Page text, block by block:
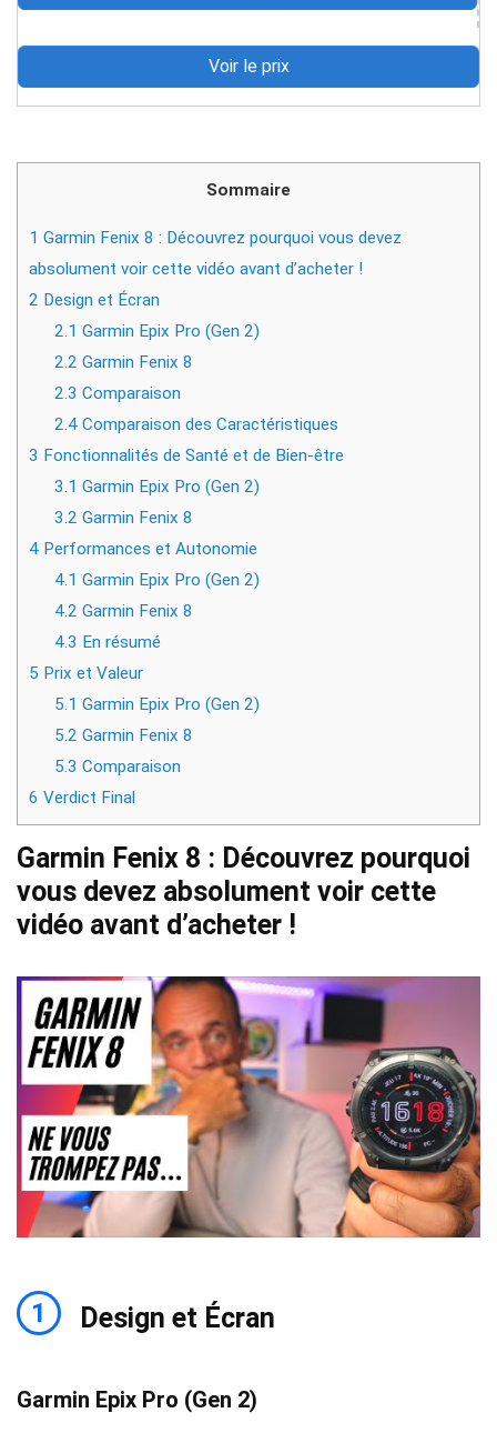
Voir le prix
Sommaire
1 Garmin Fenix 8 : Découvrez pourquoi vous devez
absolument voir cette vidéo avant d’acheter !
2 Design et Écran
2.1 Garmin Epix Pro (Gen 2)
2.2 Garmin Fenix 8
2.3 Comparaison
2.4Comparaison des Caractéristiques
3 Fonctionnalités de Santé et de Bien-être
3.1 Garmin Epix Pro (Gen 2)
3.2 Garmin Fenix 8
4 Performances et Autonomie
4.1 Garmin Epix Pro (Gen 2)
4.2 Garmin Fenix 8
4.3 En résumé
5 Prix et Valeur
5.1 Garmin Epix Pro (Gen 2)
5.2 Garmin Fenix 8
5.3 Comparaison
6 Verdict Final
Garmin Fenix 8 : Découvrez pourquoi
vous devez absolument voir cette
vidéo avant d’acheter !
1 Design et Écran
Garmin Epix Pro (Gen 2)